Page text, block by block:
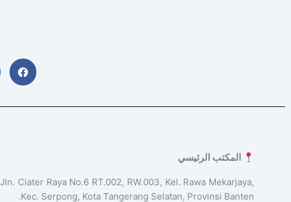
المكتب الرئيسي
Jln. Ciater Raya No.6 RT.002, RW.003, Kel. Rawa Mekarjaya,
Kec. Serpong, Kota Tangerang Selatan, Provinsi Banten.